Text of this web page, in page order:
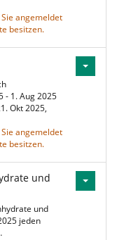
angemeldet
besitzen.
- 1. Aug 2025
Okt 2025,
angemeldet
besitzen.
und
und
jeden